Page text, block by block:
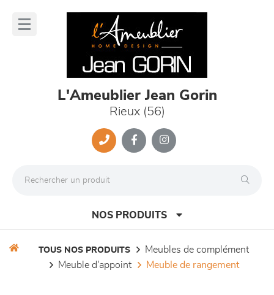
L'Ameublier Jean Gorin
Rieux (56)
NOS PRODUITS
TOUS NOS PRODUITS
meubles de complément
meuble d'appoint
meuble de rangement